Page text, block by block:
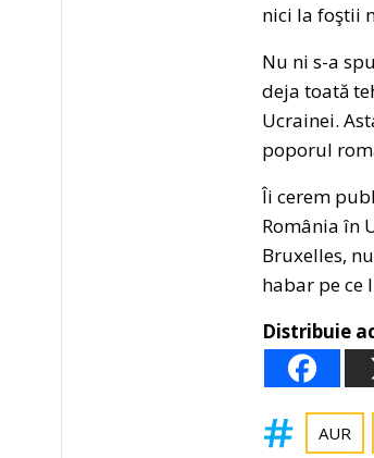
nici la foştii
Nu ni s-a
deja toată
Ucrainei.
poporul
Îi cerem
România în
Bruxelles,
habar pe ce
Distribuie
AUR